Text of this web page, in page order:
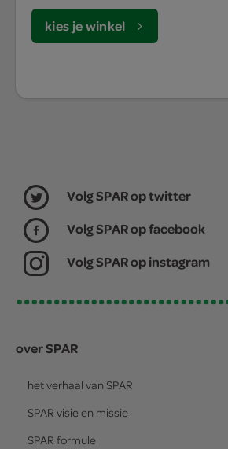
kies je winkel
Volg SPAR op twitter
Volg SPAR op facebook
Volg SPAR op instagram
over SPAR
het verhaal van SPAR
SPAR visie en missie
SPAR formule